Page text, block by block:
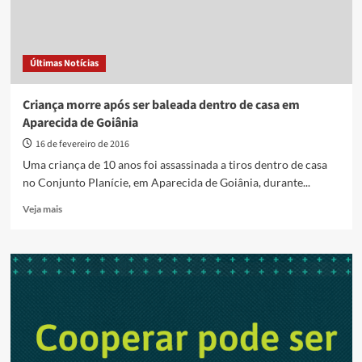
Últimas Notícias
Criança morre após ser baleada dentro de casa em
Aparecida de Goiânia
16 de fevereiro de 2016
Uma criança de 10 anos foi assassinada a tiros dentro de casa
no Conjunto Planície, em Aparecida de Goiânia, durante...
Veja maisRead
Criança
morre
dentro
de